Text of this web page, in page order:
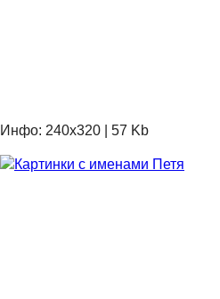
Инфо: 240х320 | 57 Kb